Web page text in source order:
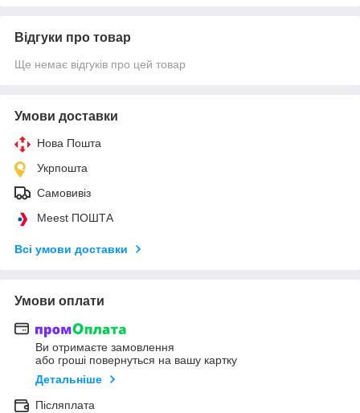
Відгуки про товар
Ще немає відгуків про цей товар
Умови доставки
Нова Пошта
Укрпошта
Самовивіз
Meest ПОШТА
Всі умови доставки
Умови оплати
Ви отримаєте замовлення
або гроші повернуться на вашу картку
Детальніше
Післяплата